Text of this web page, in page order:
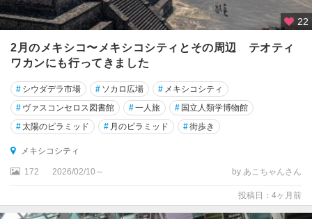
オ
ハ
カ
カ
ボ
サ
ル
ー
22
2月のメキシコ〜メキシコシティとその周辺 テオティ
ワカンにも行ってきました
# シウダデラ市場 # ソカロ広場 # メキシコシティ
# ヴァスコンセロス図書館 #一人旅 # 国立人類学博物館
#太陽のピラミッド # 月のピラミッド #街歩き
メキシコシティ
172 2026/02/10～ by あこちゃんさん
投稿日：4ヶ月前